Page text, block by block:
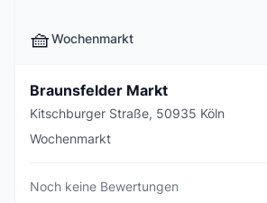
🧺Wochenmarkt
Braunsfelder Markt
Kitschburger Straße, 50935 Köln
Wochenmarkt
Noch keine Bewertungen